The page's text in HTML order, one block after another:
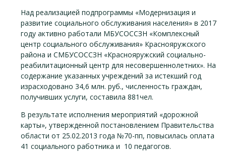
Над реализацией подпрограммы «Модернизация и
развитие социального обслуживания населения» в 2017
году активно работали МБУСОССЗН «Комплексный
центр социального обслуживания» Краснояружского
района и СМБУСОССЗН «Краснояружский социально-
реабилитационный центр для несовершеннолетних». На
содержание указанных учреждений за истекший год
израсходовано 34,6 млн. руб., численность граждан,
получивших услуги, составила 881чел.
В результате исполнения мероприятий «дорожной
карты», утвержденной постановлением Правительства
области от 25.02.2013 года №70-пп, повысилась оплата
41 социального работника и 10 педагогов.